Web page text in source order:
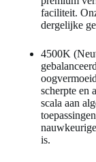
faciliteit.
dergelijke
4500K
scherpte en
scala aan
is.